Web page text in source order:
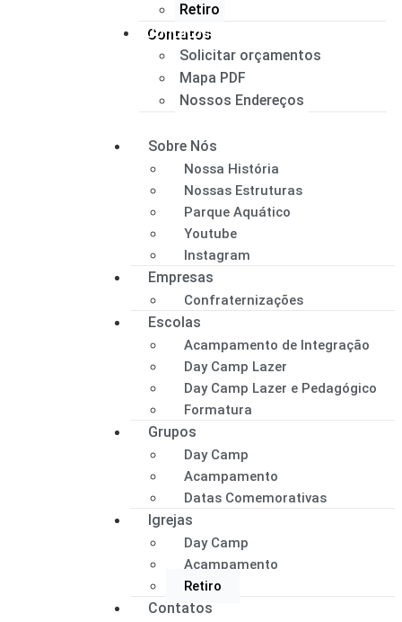
Retiro
Contatos
Solicitar orçamentos
Mapa PDF
Nossos Endereços
Sobre Nós
Nossa História
Nossas Estruturas
Parque Aquático
Youtube
Instagram
Empresas
Confraternizações
Escolas
Acampamento de Integração
Day Camp Lazer
Day Camp Lazer e Pedagógico
Formatura
Grupos
Day Camp
Acampamento
Datas Comemorativas
Igrejas
Day Camp
Acampamento
Retiro
Contatos